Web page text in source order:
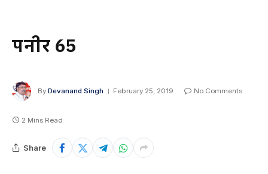
पनीर 65
By Devanand Singh February 25, 2019 No Comments
2 Mins Read
Share